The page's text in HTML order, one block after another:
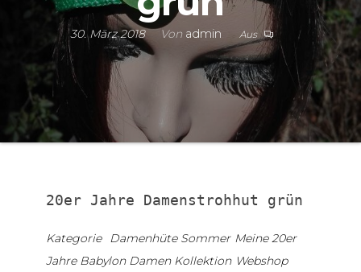
30. März 2018 Vonadmin Aus
20er Jahre Damenstrohhut grün
Kategorie Damenhüte Sommer Meine 20er
Jahre Babylon Damen Kollektion Webshop